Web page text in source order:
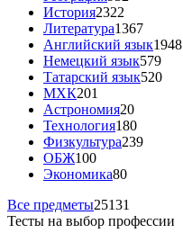
История2322
Литература1367
Английский язык1948
Немецкий язык579
Татарский язык520
МХК201
Астрономия20
Технология180
Физкультура239
ОБЖ100
Экономика80
Все предметы25131
Тесты на выбор профессии